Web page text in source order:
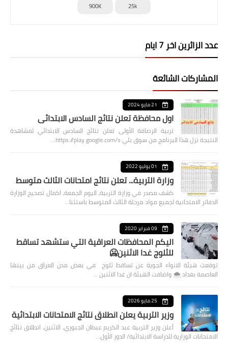
25k
900K
عدد الزائرين اخر 7 ايام
المشاركات الشائعة
21 مايو 2024
اول محافظة تعلن نتائج السادس الابتدائي
تربية الرصافة الأولى تعلن نتائج السادس الابتدائي لمشاهدة
النتيجة نزل هذا البرنامج من سوق بلي https://play.google.com/s…
01 يوليو 2022
وزارة التربية... تعلن نتائج امتحانات الثالث متوسط
كشف مصدر في وزارة التربية، اليوم الجمعة، اكمال تصحيح الوزارة
الدفاتر الامتحانية لجميع مواد مرحلة الثالث المتوسط باستثنا…
09 فبراير 2020
اليكم المحافظات العراقية التي ستشهد تساقط
للثلوج غدا الاثنين🥶
توقعت هيئة الانواء الجوية عن تساقط ثلوج في بعض مدن العراق من بينها
العاصمة بغداد ⁦🌨️⁩ واضافت الهيئة ان غدا الاثنين …
25 مايو 2026
وزير التربية يعلن انطلاق نتائج الامتحانات الابتدائية
أعلن وزير التربية عبد الكريم عبطان الجبوري، الاثنين، انطلاق نتائج
الامتحانات الوزارية للدراسة الابتدائية/ الدور الأول…